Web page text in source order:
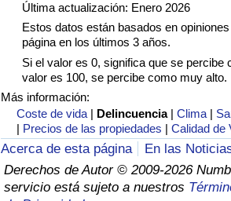
Última actualización: Enero 2026
Estos datos están basados en
página en los últimos 3 años.
Si el valor es 0, significa que se percibe
valor es 100, se percibe como muy alto.
Más información:
Coste de vida | Delincuencia |Clima |
| Precios de las propiedades |Calidad de
Acerca de esta página
En las
Derechos de Autor © 2009-2026
servicio está sujeto a nuestros